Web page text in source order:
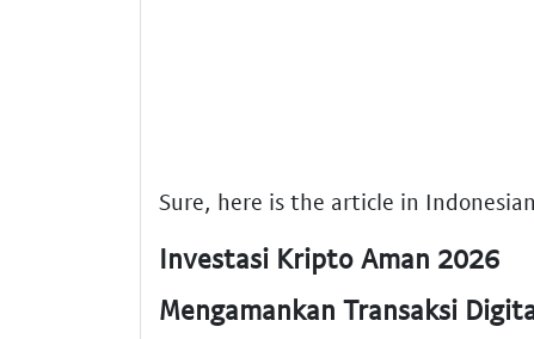
Sure, here is the article in
Investasi Kripto Aman 2026
Mengamankan Transaksi